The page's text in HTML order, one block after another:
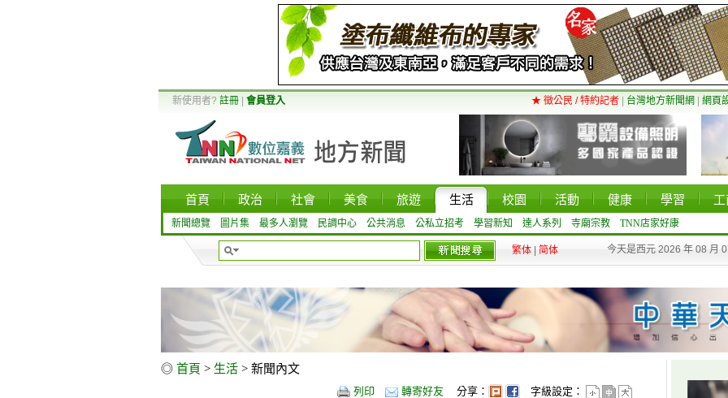
新使用者? 註冊 會員登入 ★ 徵公民 / 特約記者 台灣地方新聞網 網頁
首頁 政治 社會 美食 旅遊 生活 校園 活動 健康 學習 工
新聞總覽 圖片集 最多人瀏覽 民調中心 公共消息 公私立招考 學習新知 達人系列 寺廟宗教 TNN店家好康
繁体 简体 今天是西元 2026 年 08 月
◎ 首頁 > 生活 > 新聞內文
列印 轉寄好友 分享： 字級設定：